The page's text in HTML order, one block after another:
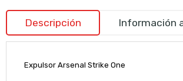
Descripción Información
Expulsor Arsenal Strike One